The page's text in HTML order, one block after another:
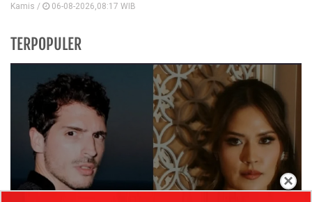
×
Kamis / 06-08-2026,08:17 WIB
TERPOPULER